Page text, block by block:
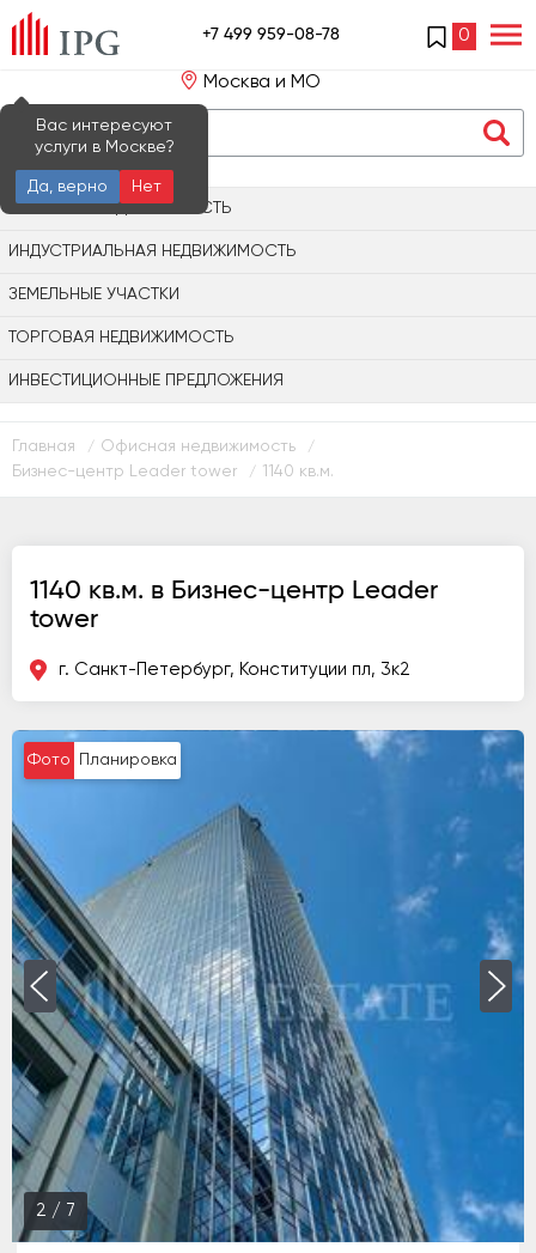
+7 499 959-08-78 0
Москва и МО
Вас интересуют
услуги в Москве?
Да, верно
Нет
ОФИСНАЯ НЕДВИЖИМОСТЬ
ИНДУСТРИАЛЬНАЯ НЕДВИЖИМОСТЬ
ЗЕМЕЛЬНЫЕ УЧАСТКИ
ТОРГОВАЯ НЕДВИЖИМОСТЬ
ИНВЕСТИЦИОННЫЕ ПРЕДЛОЖЕНИЯ
Главная / Офисная недвижимость /
Бизнес-центр Leader tower / 1140 кв.м.
1140 кв.м. в Бизнес-центр Leader
tower
г. Санкт-Петербург, Конституции пл, 3к2
Фото Планировка
3 / 7